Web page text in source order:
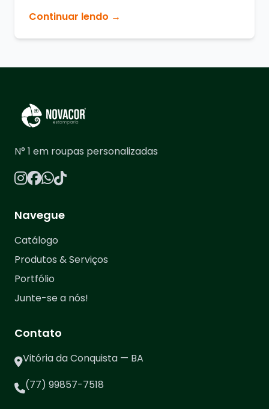
Continuar lendo →
N° 1 em roupas personalizadas
Navegue
Catálogo
Produtos & Serviços
Portfólio
Junte-se a nós!
Contato
Vitória da Conquista — BA
(77) 99857-7518